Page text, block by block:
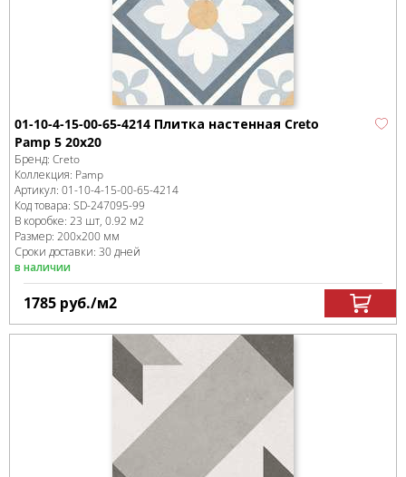
01-10-4-15-00-65-4214 Плитка настенная Creto
Pamp 5 20х20
Бренд: Creto
Коллекция: Pamp
Артикул: 01-10-4-15-00-65-4214
Код товара: SD-247095-99
В коробке: 23 шт, 0.92 м2
Размер: 200x200 мм
Сроки доставки: 30 дней
в наличии
1785 руб./м2